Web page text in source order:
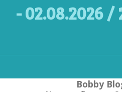
- 02.08.2026 /
Bobby